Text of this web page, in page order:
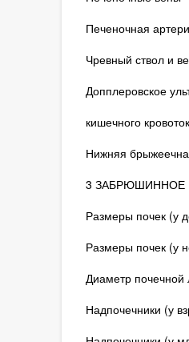
Печеночная
Чревный ствол и
Допплеровское
кишечного
Нижняя
3 ЗАБРЮШИННОЕ
Размеры почек (у
Размеры почек (у
Диаметр почечной
Надпочечники (у